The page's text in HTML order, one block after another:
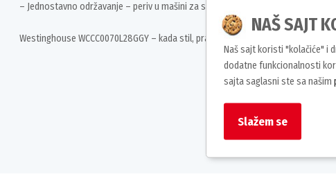
– Jednostavno održavanje – periv u mašini za sudove
Westinghouse WCCC0070L28GGY – kada stil, praktičnost i kvalitet idu ruku pod
NAŠ SAJT
Naš sajt koristi "kolačiće" i
dodatne funkcionalnosti
sajta saglasni ste sa našim
Slažem se